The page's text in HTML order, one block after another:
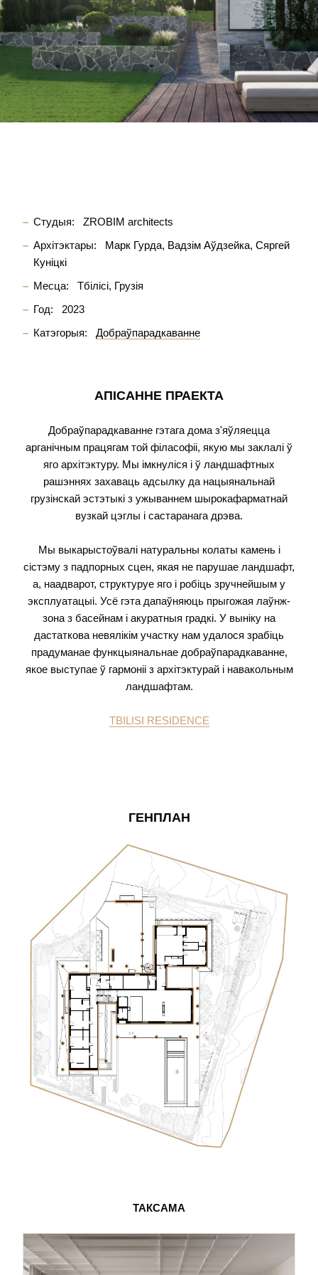
Студыя:
ZROBIM architects
Архітэктары:
Марк Гурда Вадзім Аўдзейка Сяргей
Куніцкі
Месца:
Тбілісі, Грузія
Год:
2023
Катэгорыя:
Добраўпарадкаванне
АПІСАННЕ ПРАЕКТА
Добраўпарадкаванне гэтага дома з'яўляецца
арганічным працягам той філасофіі, якую мы заклалі ў
яго архітэктуру. Мы імкнуліся і ў ландшафтных
рашэннях захаваць адсылку да нацыянальнай
грузінскай эстэтыкі з ужываннем шырокафарматнай
вузкай цэглы і састаранага дрэва.
Мы выкарыстоўвалі натуральны колаты камень і
сістэму з падпорных сцен, якая не парушае ландшафт,
а, наадварот, структуруе яго і робіць зручнейшым у
эксплуатацыі. Усё гэта дапаўняюць прыгожая лаўнж-
зона з басейнам і акуратныя градкі. У выніку на
дастаткова невялікім участку нам удалося зрабіць
прадуманае функцыянальнае добраўпарадкаванне,
якое выступае ў гармоніі з архітэктурай і навакольным
ландшафтам.
TBILISI RESIDENCE
ГЕНПЛАН
ТАКСАМА